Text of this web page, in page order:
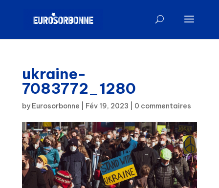
ukraine-
7083772_1280
by Eurosorbonne Fév 19, 2023 0 commentaires